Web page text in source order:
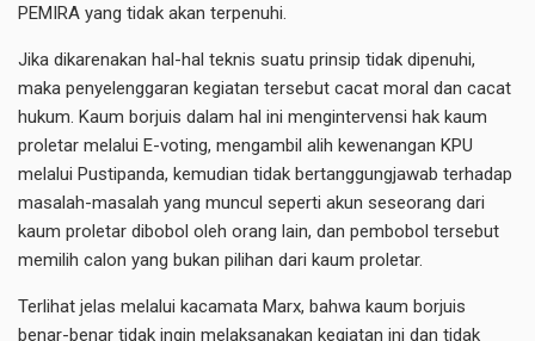
PEMIRA yang tidak akan terpenuhi.
Jika dikarenakan hal-hal teknis suatu prinsip tidak dipenuhi,
maka penyelenggaran kegiatan tersebut cacat moral dan cacat
hukum. Kaum borjuis dalam hal ini mengintervensi hak kaum
proletar melalui E-voting, mengambil alih kewenangan KPU
melalui Pustipanda, kemudian tidak bertanggungjawab terhadap
masalah-masalah yang muncul seperti akun seseorang dari
kaum proletar dibobol oleh orang lain, dan pembobol tersebut
memilih calon yang bukan pilihan dari kaum proletar.
Terlihat jelas melalui kacamata Marx, bahwa kaum borjuis
benar-benar tidak ingin melaksanakan kegiatan ini dan tidak